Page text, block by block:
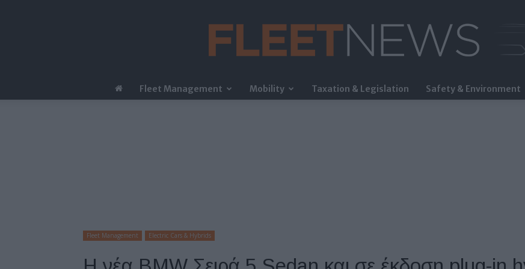
FleetNews
Fleet Management Mobility Taxation & Legislation Safety & Environment
Fleet Management Electric Cars & Hybrids